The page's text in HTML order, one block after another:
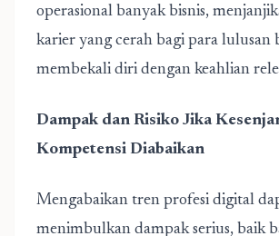
operasional banyak bisnis,
karier yang cerah bagi para lulusan
membekali diri dengan keahlian
Dampak dan Risiko Jika
Kompetensi Diabaikan
Mengabaikan tren profesi digital
menimbulkan dampak serius, baik